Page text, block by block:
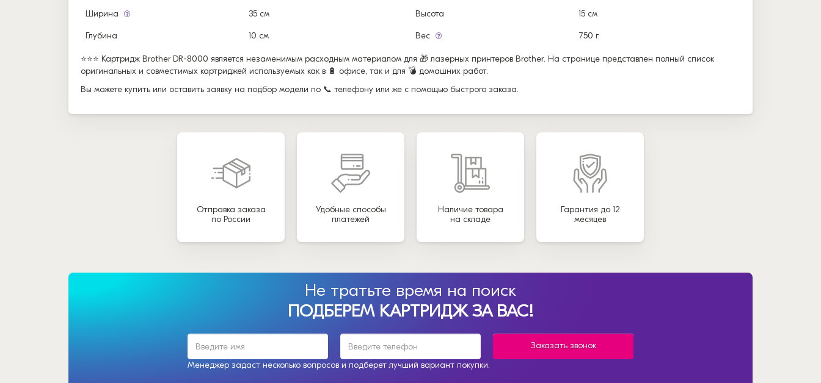
Ширина 35 см Высота 15 см
Глубина 10 см Вес 750 г.
⭐⭐⭐ Картридж Brother DR-8000 является незаменимым расходным материалом для 🎁 лазерных принтеров Brother. На странице представлен полный список
оригинальных и совместимых картриджей используемых как в 🔋 офисе, так и для 💣 домашних работ.
Вы можете купить или оставить заявку на подбор модели по 📞 телефону или же с помощью быстрого заказа.
Отправка заказа
по России
Удобные способы
платежей
Наличие товара
на складе
Гарантия до 12
месяцев
Не тратьте время на поиск
ПОДБЕРЕМ КАРТРИДЖ ЗА ВАС!
Заказать звонок
Менеджер задаст несколько вопросов и подберет лучший вариант покупки.